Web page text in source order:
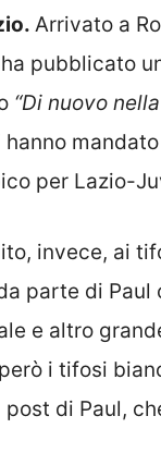
Arrivato a
pubblicato
“Di nuovo
per Lazio-
invece, ai
parte di Paul
e altro
i tifosi
di Paul,